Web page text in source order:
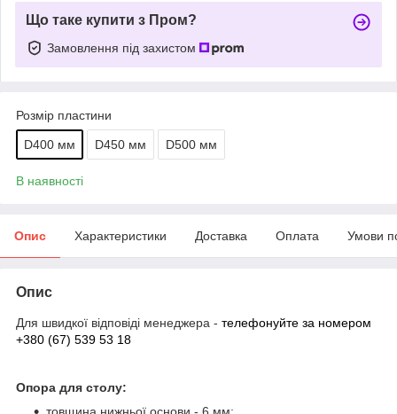
Що таке купити з Пром?
Замовлення під захистом
Розмір пластини
D400 мм D450 мм D500 мм
В наявності
Опис Характеристики Доставка Оплата Умови
Опис
Для швидкої відповіді менеджера - телефонуйте за номером
+380 (67) 539 53 18
Опора для столу:
товщина нижньої основи - 6 мм;